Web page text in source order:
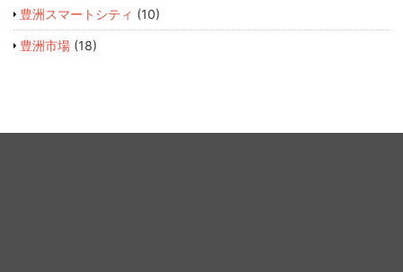
豊洲スマートシティ (10)
豊洲市場 (18)